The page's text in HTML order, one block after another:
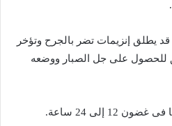
قد يطلق إنزيمات تضر بالجرح وتؤخر
للحصول على جل الصبار ووضعه
إلى 24 ساعة.